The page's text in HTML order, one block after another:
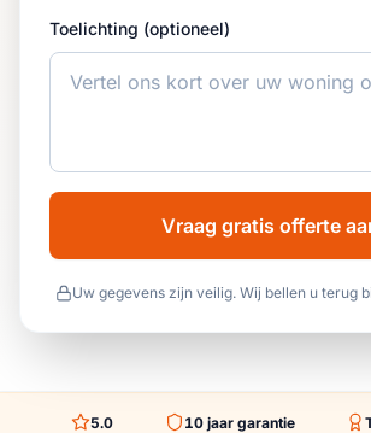
Toelichting (optioneel)
Vraag gratis offerte
Uw gegevens zijn veilig. Wij bellen u terug
5.0 10 jaar garantie